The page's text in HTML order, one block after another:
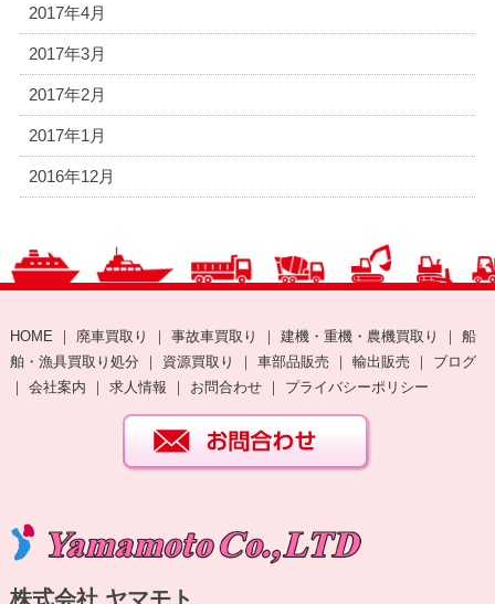
2017年4月
2017年3月
2017年2月
2017年1月
2016年12月
HOME ｜ 廃車買取り ｜ 事故車買取り ｜ 建機・重機・農機買取り ｜ 船
舶・漁具買取り処分 ｜ 資源買取り ｜ 車部品販売 ｜ 輸出販売 ｜ ブログ
｜ 会社案内 ｜ 求人情報 ｜ お問合わせ｜ プライバシーポリシー
株式会社 ヤマモト